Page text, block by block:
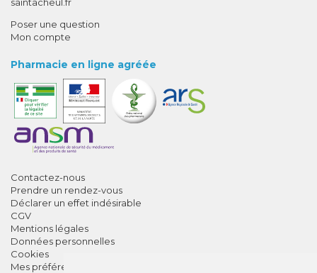
Poser une question
Mon compte
Pharmacie en ligne agréée
Contactez-nous
Prendre un rendez-vous
Déclarer un effet indésirable
CGV
Mentions légales
Données personnelles
Cookies
Mes préférences Cookies